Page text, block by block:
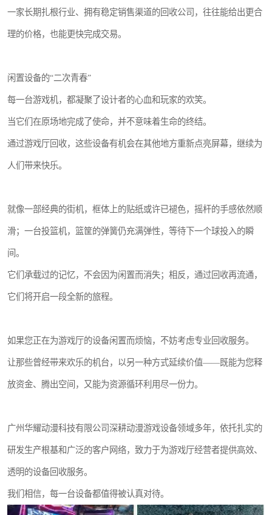
一家长期扎根行业、拥有稳定销售渠道的回收公司，往往能给出更合
理的价格，也能更快完成交易。
闲置设备的“二次青春”
每一台游戏机，都凝聚了设计者的心血和玩家的欢笑。
当它们在原场地完成了使命，并不意味着生命的终结。
通过游戏厅回收，这些设备有机会在其他地方重新点亮屏幕，继续为
人们带来快乐。
就像一部经典的街机，框体上的贴纸或许已褪色，摇杆的手感依然顺
滑；一台投篮机，篮筐的弹簧仍充满弹性，等待下一个球投入的瞬
间。
它们承载过的记忆，不会因为闲置而消失；相反，通过回收再流通，
它们将开启一段全新的旅程。
如果您正在为游戏厅的设备闲置而烦恼，不妨考虑专业回收服务。
让那些曾经带来欢乐的机台，以另一种方式延续价值——既能为您释
放资金、腾出空间，又能为资源循环利用尽一份力。
广州华耀动漫科技有限公司深耕动漫游戏设备领域多年，依托扎实的
研发生产根基和广泛的客户网络，致力于为游戏厅经营者提供高效、
透明的设备回收服务。
我们相信，每一台设备都值得被认真对待。